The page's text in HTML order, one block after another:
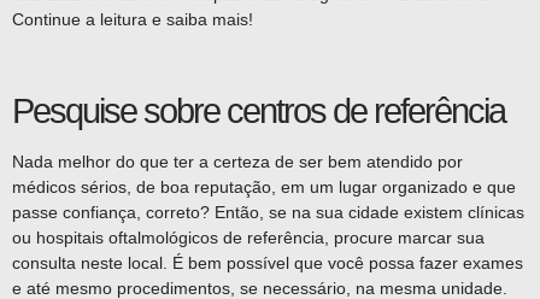
Continue a leitura e saiba mais!
Pesquise sobre centros de referência
Nada melhor do que ter a certeza de ser bem atendido por
médicos sérios, de boa reputação, em um lugar organizado e que
passe confiança, correto? Então, se na sua cidade existem clínicas
ou hospitais oftalmológicos de referência, procure marcar sua
consulta neste local. É bem possível que você possa fazer exames
e até mesmo procedimentos, se necessário, na mesma unidade.